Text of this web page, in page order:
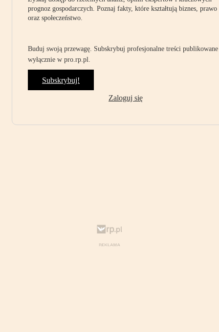
prognoz gospodarczych. Poznaj fakty, które kształtują biznes, prawo
oraz społeczeństwo.
Buduj swoją przewagę. Subskrybuj profesjonalne treści publikowane
wyłącznie w pro.rp.pl.
Subskrybuj!
Zaloguj się